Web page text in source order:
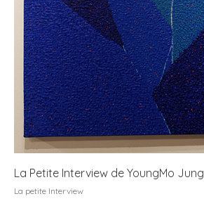
La Petite Interview de YoungMo Jung
La petite Interview